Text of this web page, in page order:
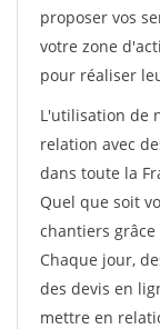
proposer vos
votre zone
pour réaliser
L'utilisation de
relation avec
dans toute la
Quel que soit
chantiers grâce
Chaque jour,
des devis en
mettre en